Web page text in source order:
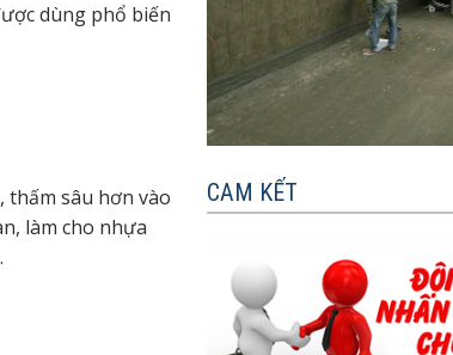
dùng phổ biến
sâu hơn vào
làm cho nhựa
CAM KẾT